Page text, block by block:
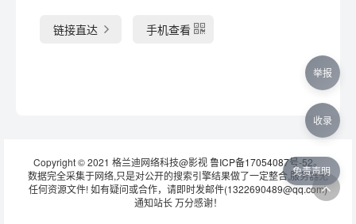
链接直达 手机查看
Copyright © 2021 格兰迪网络科技@影视鲁ICP备17054087号-52。
数据完全采集于网络,只是对公开的搜索引擎结果做了一定整合,服务器无
任何资源文件! 如有疑问或合作，请即时发邮件(1322690489@qq.com)
通知站长 万分感谢！
免责声明
举报
收录